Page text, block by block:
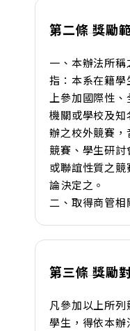
第二條 獎勵
一、本辦法所
指：本系在籍學
上參加國際性
機關或學校及知
辦之校外競賽，
競賽、學生研
或聯誼性質之
論決定之。
二、取得商管相
第三條 獎勵
凡參加以上所
學生，得依本